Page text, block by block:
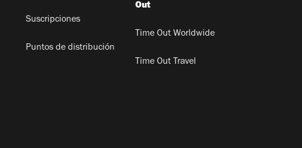
Suscripciones
Puntos de distribución
Out
Time Out Worldwide
Time Out Travel